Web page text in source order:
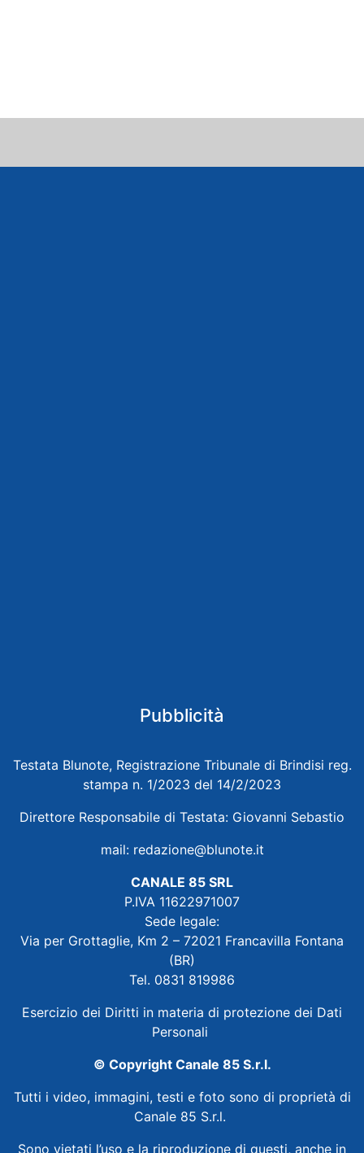
Pubblicità
Testata Blunote, Registrazione Tribunale di Brindisi reg.
stampa n. 1/2023 del 14/2/2023
Direttore Responsabile di Testata: Giovanni Sebastio
mail: redazione@blunote.it
CANALE 85 SRL
P.IVA 11622971007
Sede legale:
Via per Grottaglie, Km 2 – 72021 Francavilla Fontana
(BR)
Tel. 0831 819986
Esercizio dei Diritti in materia di protezione dei Dati
Personali
© Copyright Canale 85 S.r.l.
Tutti i video, immagini, testi e foto sono di proprietà di
Canale 85 S.r.l.
Sono vietati l’uso e la riproduzione di questi, anche in